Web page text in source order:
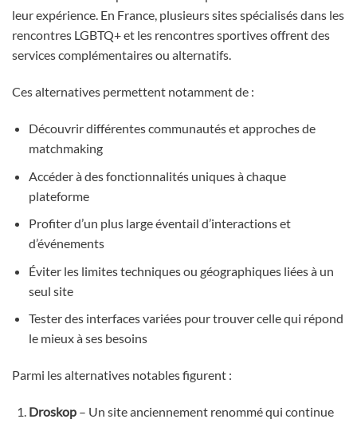
leur expérience. En France, plusieurs sites spécialisés dans les
rencontres LGBTQ+ et les rencontres sportives offrent des
services complémentaires ou alternatifs.
Ces alternatives permettent notamment de :
Découvrir différentes communautés et approches de
matchmaking
Accéder à des fonctionnalités uniques à chaque
plateforme
Profiter d’un plus large éventail d’interactions et
d’événements
Éviter les limites techniques ou géographiques liées à un
seul site
Tester des interfaces variées pour trouver celle qui répond
le mieux à ses besoins
Parmi les alternatives notables figurent :
Droskop– Un site anciennement renommé qui continue